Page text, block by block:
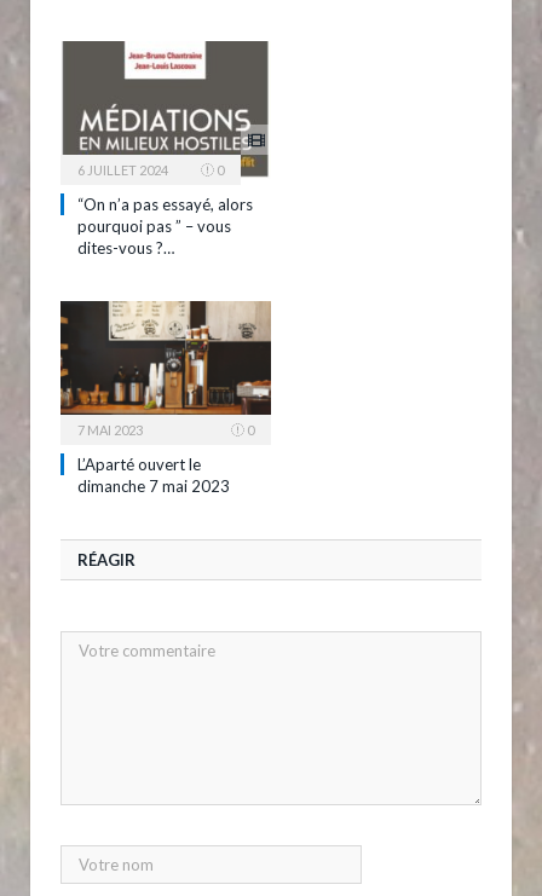
6 JUILLET 2024 0
“On n’a pas essayé, alors
pourquoi pas ” – vous
dites-vous ?…
7 MAI 2023 0
L’Aparté ouvert le
dimanche 7 mai 2023
RÉAGIR